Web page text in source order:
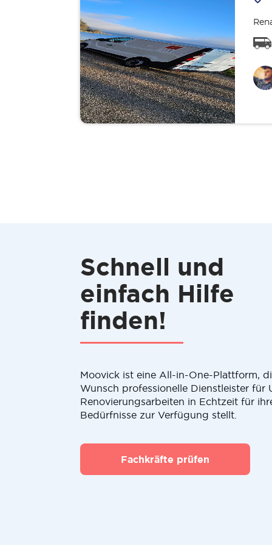
Schnell und
einfach Hilfe
finden!
Moovick ist eine All-in-One-Plattform,
Wunsch professionelle Dienstleister für
Renovierungsarbeiten in Echtzeit für
Bedürfnisse zur Verfügung stellt.
Fachkräfte prüfen